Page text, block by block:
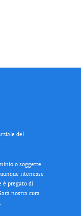
del
o soggette
ritenesse
è pregato di
nostra cura